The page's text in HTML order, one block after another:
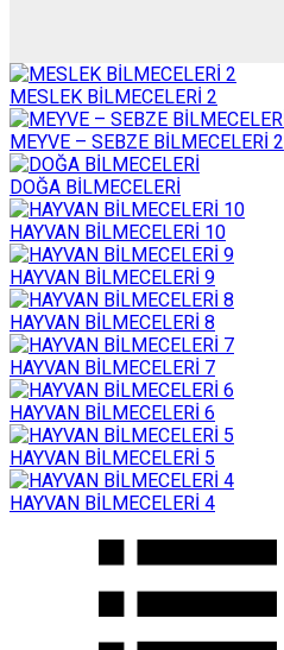
MESLEK BİLMECELERİ 2
MEYVE – SEBZE BİLMECELERİ 2
DOĞA BİLMECELERİ
HAYVAN BİLMECELERİ 10
HAYVAN BİLMECELERİ 9
HAYVAN BİLMECELERİ 8
HAYVAN BİLMECELERİ 7
HAYVAN BİLMECELERİ 6
HAYVAN BİLMECELERİ 5
HAYVAN BİLMECELERİ 4